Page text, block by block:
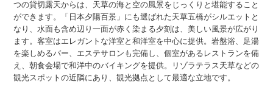
つの貸切露天からは、天草の海と空の風景をじっくりと堪能すること
ができます。「日本夕陽百景」にも選ばれた天草五橋がシルエットと
なり、水面も含め辺り一面が赤く染まる夕刻は、美しい風景が広がり
ます。客室はエレガントな洋室と和洋室を中心に提供。岩盤浴、足湯
を楽しめるバー、エステサロンも完備し、個室があるレストランを備
え、朝食会場で和洋中のバイキングを提供。リゾラテラス天草などの
観光スポットの近隣にあり、観光拠点として最適な立地です。